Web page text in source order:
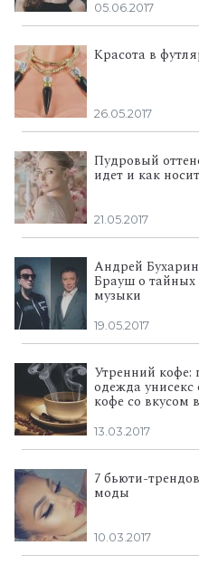
05.06.2017
Красота в
26.05.2017
Пудровый
идет и как
21.05.2017
Андрей
Брауш о тайных
музыки
19.05.2017
Утренний кофе:
одежда
кофе со вкусом
13.03.2017
7 бьюти-
моды
10.03.2017